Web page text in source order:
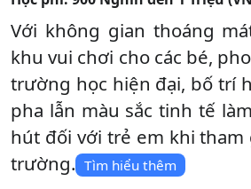
Với không gian thoáng
khu vui chơi cho các bé,
trường học hiện đại, bố trí
pha lẫn màu sắc tinh tế
hút đối với trẻ em khi tham
trường. Tìm hiểu thêm